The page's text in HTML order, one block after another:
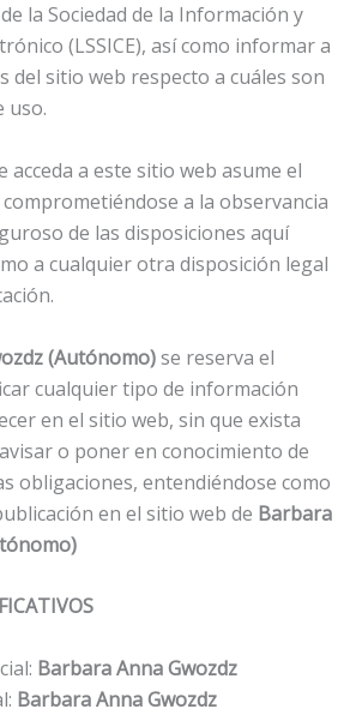
la Sociedad de la Información y
(LSSICE), así como informar a
del sitio web respecto a cuáles son
uso.
acceda a este sitio web asume el
a la observancia
de las disposiciones aquí
a cualquier otra disposición legal
(Autónomo)se reserva el
cualquier tipo de información
en el sitio web, sin que exista
o poner en conocimiento de
obligaciones, entendiéndose como
en el sitio web de Barbara
Barbara Anna Gwozdz
Barbara Anna Gwozdz